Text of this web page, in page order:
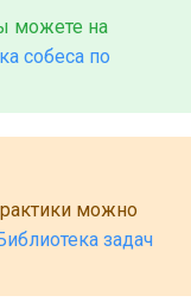
можете на
собеса по
можно
задач